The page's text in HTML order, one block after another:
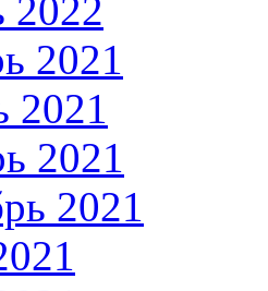
2022
2021
2021
2021
2021